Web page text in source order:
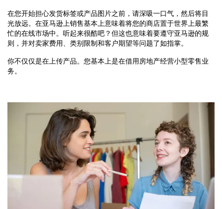
在您开始担心发货标签或产品图片之前，请深吸一口气，然后将目
光放远。在亚马逊上销售基本上意味着将您的商店置于世界上最繁
忙的在线市场中。听起来很酷吧？但这也意味着要遵守亚马逊的规
则，并对卖家费用、类别限制和客户期望等问题了如指掌。
你不仅仅是在上传产品。您基本上是在借用房地产经营小型零售业
务。